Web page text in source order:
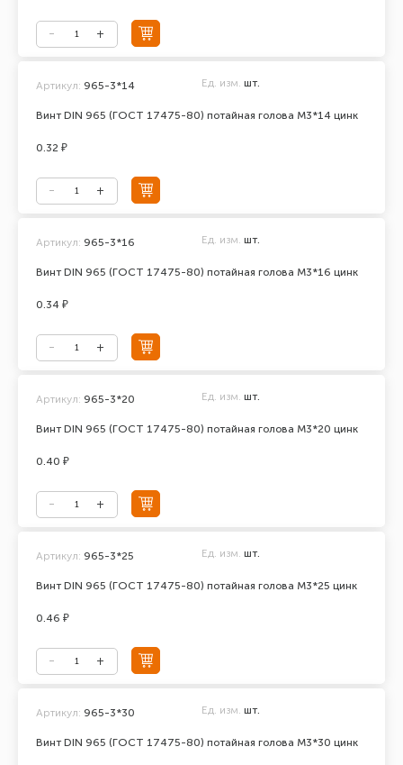
Винт DIN 965 (ГОСТ 17475-80) потайная голова М3*14 цинк
Артикул: 965-3*14 Ед. изм. шт.
0.32 ₽
Винт DIN 965 (ГОСТ 17475-80) потайная голова М3*16 цинк
Артикул: 965-3*16 Ед. изм. шт.
0.34 ₽
Винт DIN 965 (ГОСТ 17475-80) потайная голова М3*20 цинк
Артикул: 965-3*20 Ед. изм. шт.
0.40 ₽
Винт DIN 965 (ГОСТ 17475-80) потайная голова М3*25 цинк
Артикул: 965-3*25 Ед. изм. шт.
0.46 ₽
Винт DIN 965 (ГОСТ 17475-80) потайная голова М3*30 цинк
Артикул: 965-3*30 Ед. изм. шт.